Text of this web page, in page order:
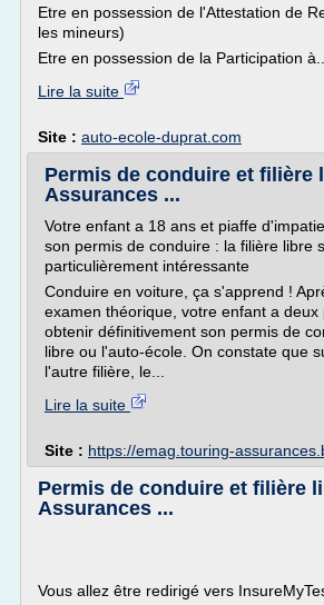
Etre en possession de l'Attestation de
les mineurs)
Etre en possession de la Participation à...
Lire la suite
Site : auto-ecole-duprat.com
Permis de conduire et filière
Assurances ...
Votre enfant a 18 ans et piaffe
son permis de conduire : la filière libre
particulièrement intéressante
Conduire en voiture, ça s'apprend !
examen théorique, votre enfant a deux
obtenir définitivement son permis de
libre ou l'auto-école. On constate que
l'autre filière, le...
Lire la suite
Site : https://emag.touring-
Permis de conduire et filière
Assurances ...
Vous allez être redirigé vers